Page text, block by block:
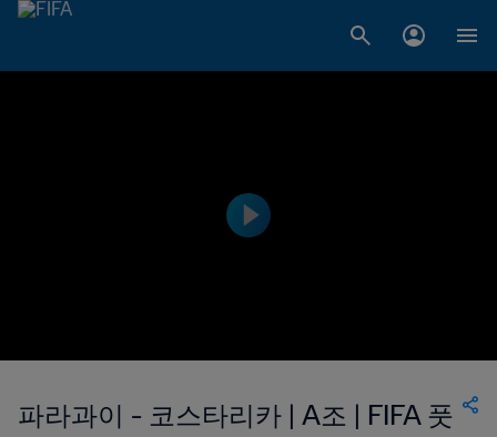
파라과이 - 코스타리카 | A조 | FIFA 풋